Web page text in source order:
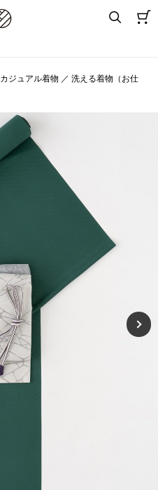
カジュアル着物 ／ 洗える着物（お仕